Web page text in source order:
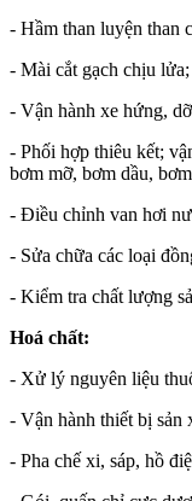
- Hầm than luyện than
- Mài cắt gạch chịu
- Vận hành xe hứng,
- Phối hợp thiêu kết;
bơm mỡ, bơm dầu,
- Điều chỉnh van hơi
- Sửa chữa các loại
- Kiểm tra chất lượng
Hoá chất:
- Xử lý nguyên liệu
- Vận hành thiết bị sản
- Pha chế xi, sáp, hồ